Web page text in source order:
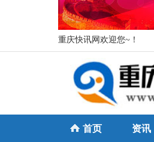
重庆快讯网欢迎您~！
首页 资讯